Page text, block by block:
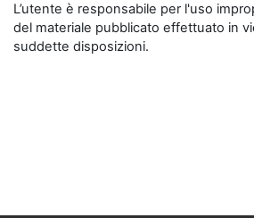
L’utente è responsabile per l'uso
del materiale pubblicato effettuato in
suddette disposizioni.